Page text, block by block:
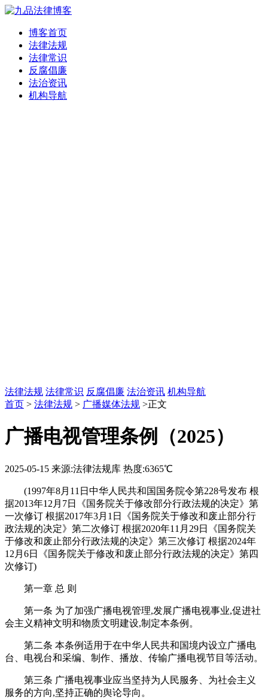
博客首页
法律法规
法律常识
反腐倡廉
法治资讯
机构导航
法律法规 法律常识 反腐倡廉 法治资讯 机构导航
首页 > 法律法规 > 广播媒体法规 >正文
广播电视管理条例（2025）
2025-05-15 来源:法律法规库 热度:6365℃
(1997年8月11日中华人民共和国国务院令第228号发布 根
据2013年12月7日《国务院关于修改部分行政法规的决定》第
一次修订 根据2017年3月1日《国务院关于修改和废止部分行
政法规的决定》第二次修订 根据2020年11月29日《国务院关
于修改和废止部分行政法规的决定》第三次修订 根据2024年
12月6日《国务院关于修改和废止部分行政法规的决定》第四
次修订)
第一章 总 则
第一条 为了加强广播电视管理,发展广播电视事业,促进社
会主义精神文明和物质文明建设,制定本条例。
第二条 本条例适用于在中华人民共和国境内设立广播电
台、电视台和采编、制作、播放、传输广播电视节目等活动。
第三条 广播电视事业应当坚持为人民服务、为社会主义
服务的方向,坚持正确的舆论导向。